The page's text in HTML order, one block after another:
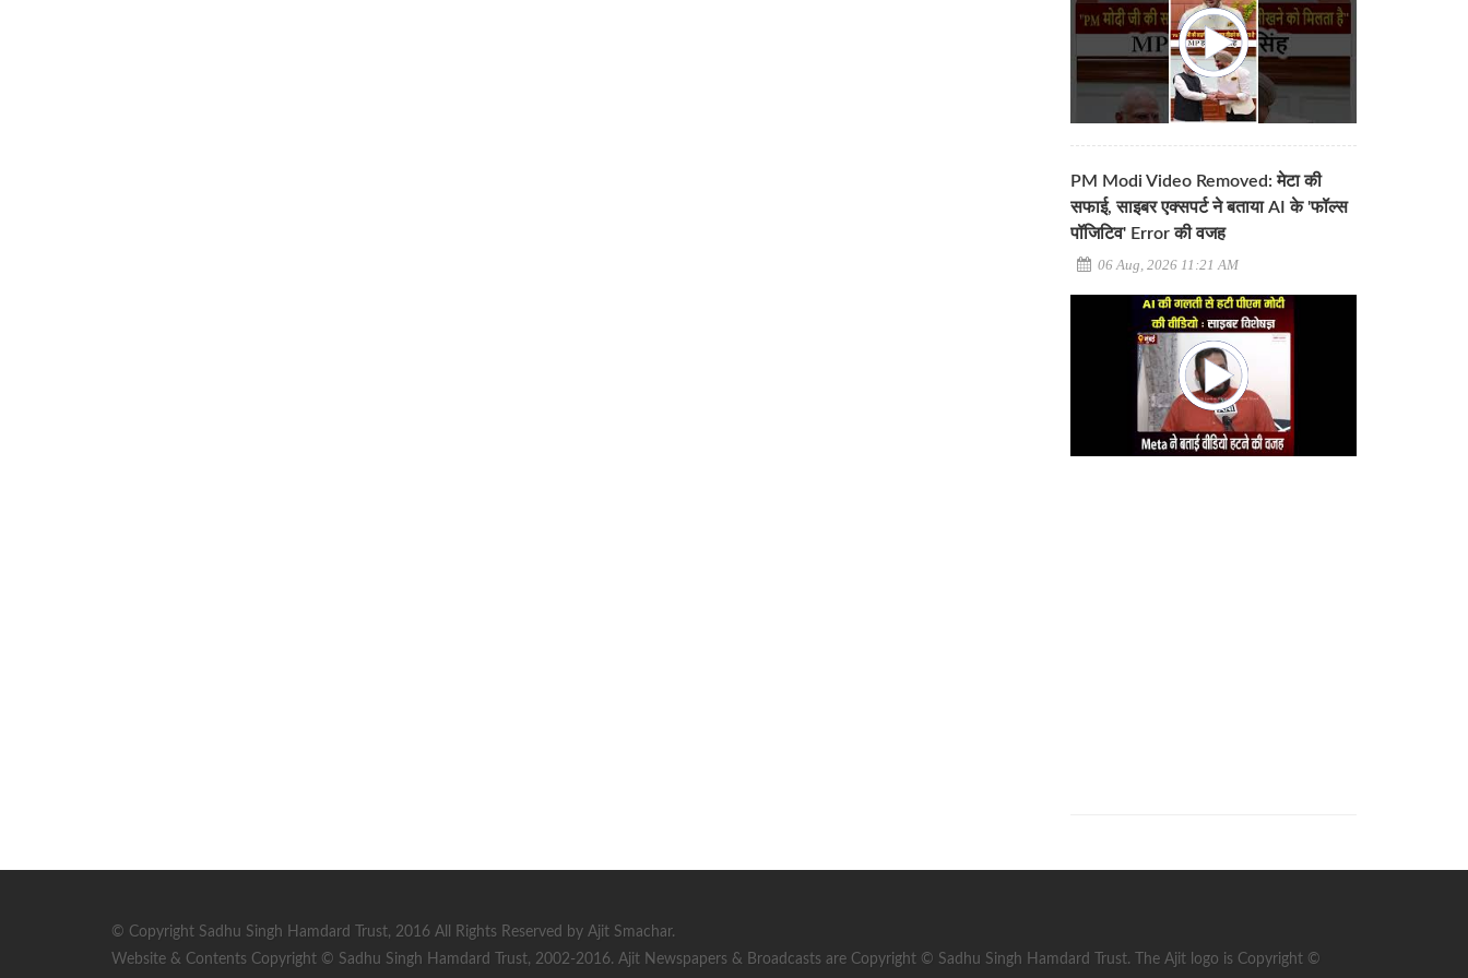
PM Modi Video Removed: मेटा की
सफाई, साइबर एक्सपर्ट ने बताया AI के 'फॉल्स
पॉजिटिव' Error की वजह
06 Aug, 2026 11:21 AM
© Copyright Sadhu Singh Hamdard Trust, 2016 All Rights Reserved by Ajit Smachar.
Website & Contents Copyright © Sadhu Singh Hamdard Trust, 2002-2016. Ajit Newspapers & Broadcasts are Copyright © Sadhu Singh Hamdard Trust. The Ajit logo is Copyright ©